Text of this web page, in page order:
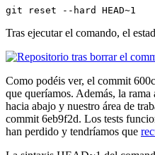
git reset --hard HEAD~1
Tras ejecutar el comando, el
Como podéis ver, el commit
que queríamos. Además, la
hacia abajo y nuestro área de
commit 6eb9f2d. Los tests
han perdido y tendríamos que